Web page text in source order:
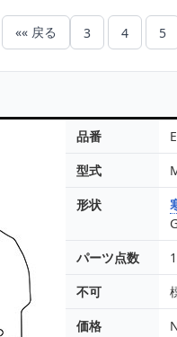
«« 戻る 3 4 5
品番
型式
形状
パーツ点数
不可
価格